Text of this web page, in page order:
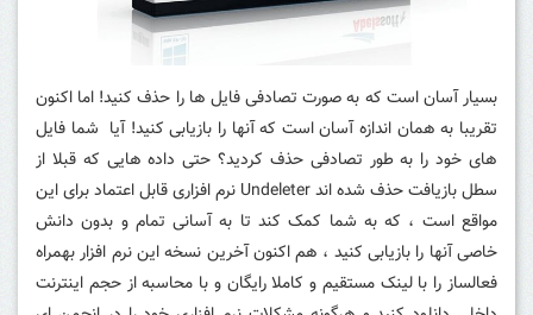
بسیار آسان است که به صورت تصادفی فایل ها را حذف کنید! اما اکنون
تقریبا به همان اندازه آسان است که آنها را بازیابی کنید! آیا شما فایل
های خود را به طور تصادفی حذف کردید؟ حتی داده هایی که قبلا از
سطل بازیافت حذف شده اند Undeleter نرم افزاری قابل اعتماد برای این
مواقع است ، که به شما کمک کند تا به آسانی تمام و بدون دانش
خاصی آنها را بازیابی کنید ، هم اکنون آخرین نسخه این نرم افزار بهمراه
فعالساز را با لینک مستقیم و کاملا رایگان و با محاسبه از حجم اینترنت